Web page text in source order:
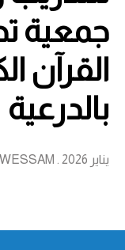
جمعية
القرآن
بالدرعية
يناير 2026 . BY WESSAM